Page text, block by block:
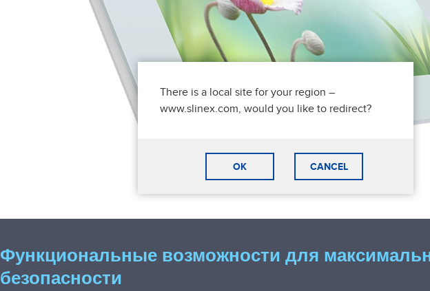
Функциональные возможности для
безопасности
There is a local site for your region –
www.slinex.com, would you like to redirect?
OK CANCEL